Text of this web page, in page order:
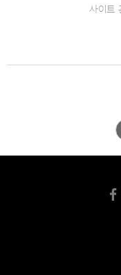
사이트